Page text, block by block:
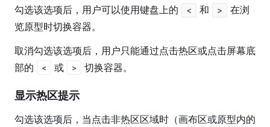
除
技
术
支
持
勾选该选项后，用户可以使用键盘上的
< 和 >
在浏
览原型时切换容器。
取消勾选该选项后，用户只能通过点击热区或点击屏幕底
部的
< 或 > 切换容器。
显示热区提示
勾选该选项后，当点击非热区区域时（画布区或原型内的